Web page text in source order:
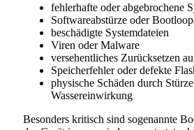
fehlerhafte oder abgebrochene
Softwareabstürze oder
beschädigte Systemdateien
Viren oder Malware
versehentliches Zurücksetzen
Speicherfehler oder defekte
physische Schäden durch
Wassereinwirkung
Besonders kritisch sind sogenannte